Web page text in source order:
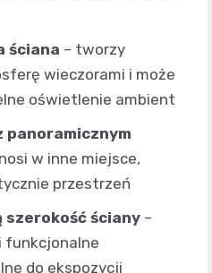
ściana – tworzy
wieczorami i może
oświetlenie ambient
w inne miejsce,
przestrzeń
szerokość ściany –
funkcjonalne
do ekspozycji